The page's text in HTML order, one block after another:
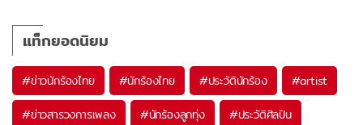
แท็กยอดนิยม
#ข่าวนักร้องไทย #นักร้องไทย #ประวัตินักร้อง #artist
#ข่าวสารวงการเพลง #นักร้องลูกทุ่ง #ประวัติศิลปิน